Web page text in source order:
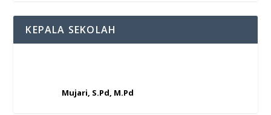
KEPALA SEKOLAH
Mujari, S.Pd, M.Pd